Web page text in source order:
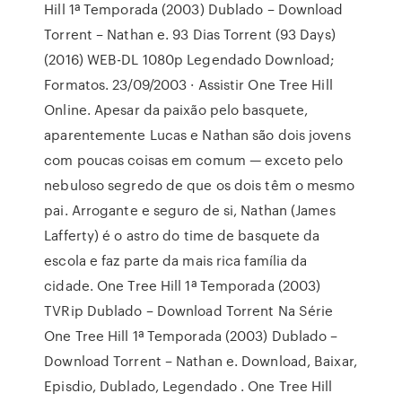
Hill 1ª Temporada (2003) Dublado – Download
Torrent – Nathan e. 93 Dias Torrent (93 Days)
(2016) WEB-DL 1080p Legendado Download;
Formatos. 23/09/2003 · Assistir One Tree Hill
Online. Apesar da paixão pelo basquete,
aparentemente Lucas e Nathan são dois jovens
com poucas coisas em comum — exceto pelo
nebuloso segredo de que os dois têm o mesmo
pai. Arrogante e seguro de si, Nathan (James
Lafferty) é o astro do time de basquete da
escola e faz parte da mais rica família da
cidade. One Tree Hill 1ª Temporada (2003)
TVRip Dublado – Download Torrent Na Série
One Tree Hill 1ª Temporada (2003) Dublado –
Download Torrent – Nathan e. Download, Baixar,
Episdio, Dublado, Legendado . One Tree Hill